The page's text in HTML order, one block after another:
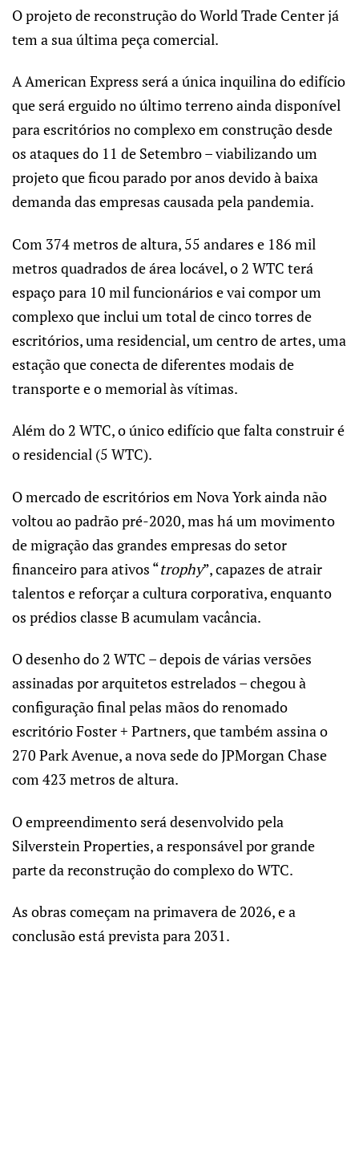
O projeto de reconstrução do World Trade Center já
tem a sua última peça comercial.
A American Express será a única inquilina do edifício
que será erguido no último terreno ainda disponível
para escritórios no complexo em construção desde
os ataques do 11 de Setembro – viabilizando um
projeto que ficou parado por anos devido à baixa
demanda das empresas causada pela pandemia.
Com 374 metros de altura, 55 andares e 186 mil
metros quadrados de área locável, o 2 WTC terá
espaço para 10 mil funcionários e vai compor um
complexo que inclui um total de cinco torres de
escritórios, uma residencial, um centro de artes, uma
estação que conecta de diferentes modais de
transporte e o memorial às vítimas.
Além do 2 WTC, o único edifício que falta construir é
o residencial (5 WTC).
O mercado de escritórios em Nova York ainda não
voltou ao padrão pré-2020, mas há um movimento
de migração das grandes empresas do setor
financeiro para ativos “trophy”, capazes de atrair
talentos e reforçar a cultura corporativa, enquanto
os prédios classe B acumulam vacância.
O desenho do 2 WTC – depois de várias versões
assinadas por arquitetos estrelados – chegou à
configuração final pelas mãos do renomado
escritório Foster + Partners, que também assina o
270 Park Avenue, a nova sede do JPMorgan Chase
com 423 metros de altura.
O empreendimento será desenvolvido pela
Silverstein Properties, a responsável por grande
parte da reconstrução do complexo do WTC.
As obras começam na primavera de 2026, e a
conclusão está prevista para 2031.